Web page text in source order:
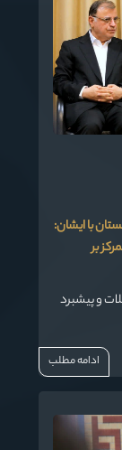
با ایشان:
بر
و پیشبرد
ادامه مطلب